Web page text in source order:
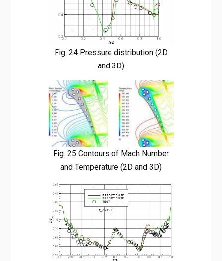
Fig. 24 Pressure distribution (2D
and 3D)
Fig. 25 Contours of Mach Number
and Temperature (2D and 3D)